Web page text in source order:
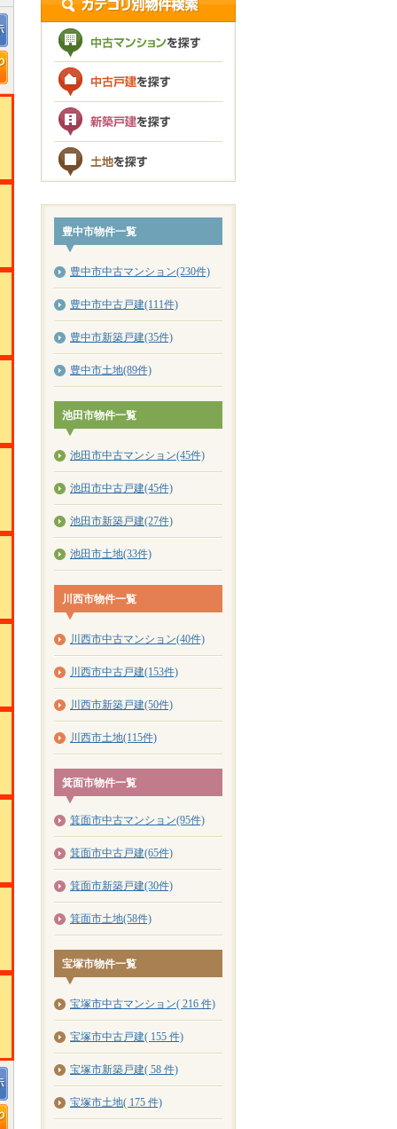
豊中市物件一覧
豊中市中古マンション(230件)
豊中市中古戸建(111件)
豊中市新築戸建(35件)
豊中市土地(89件)
池田市物件一覧
池田市中古マンション(45件)
池田市中古戸建(45件)
池田市新築戸建(27件)
池田市土地(33件)
川西市物件一覧
川西市中古マンション(40件)
川西市中古戸建(153件)
川西市新築戸建(50件)
川西市土地(115件)
箕面市物件一覧
箕面市中古マンション(95件)
箕面市中古戸建(65件)
箕面市新築戸建(30件)
箕面市土地(58件)
宝塚市物件一覧
宝塚市中古マンション( 216 件)
宝塚市中古戸建( 155 件)
宝塚市新築戸建( 58 件)
宝塚市土地( 175 件)